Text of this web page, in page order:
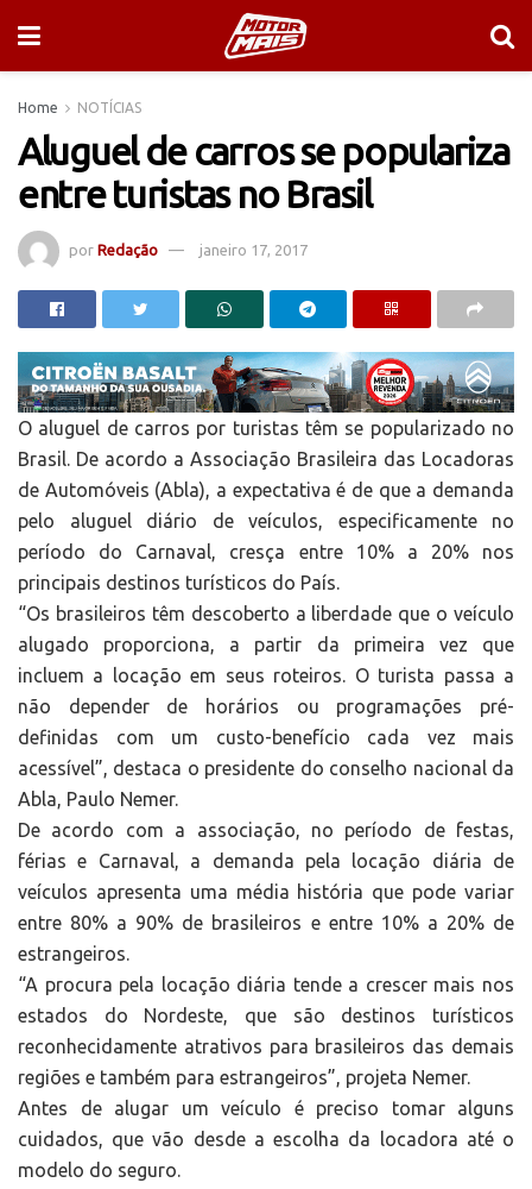
Home NOTÍCIAS
Aluguel de carros se populariza
entre turistas no Brasil
por Redação janeiro 17, 2017
O aluguel de carros por turistas têm se popularizado no
Brasil. De acordo a Associação Brasileira das Locadoras
de Automóveis (Abla), a expectativa é de que a demanda
pelo aluguel diário de veículos, especificamente no
período do Carnaval, cresça entre 10% a 20% nos
principais destinos turísticos do País.
“Os brasileiros têm descoberto a liberdade que o veículo
alugado proporciona, a partir da primeira vez que
incluem a locação em seus roteiros. O turista passa a
não depender de horários ou programações pré-
definidas com um custo-benefício cada vez mais
acessível”, destaca o presidente do conselho nacional da
Abla, Paulo Nemer.
De acordo com a associação, no período de festas,
férias e Carnaval, a demanda pela locação diária de
veículos apresenta uma média história que pode variar
entre 80% a 90% de brasileiros e entre 10% a 20% de
estrangeiros.
“A procura pela locação diária tende a crescer mais nos
estados do Nordeste, que são destinos turísticos
reconhecidamente atrativos para brasileiros das demais
regiões e também para estrangeiros”, projeta Nemer.
Antes de alugar um veículo é preciso tomar alguns
cuidados, que vão desde a escolha da locadora até o
modelo do seguro.